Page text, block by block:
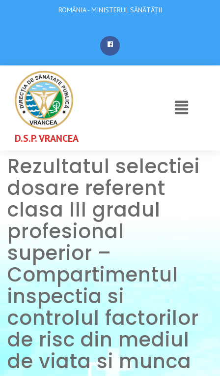
ROMÂNIA - MINISTERUL SĂNĂTĂȚII
D.S.P. VRANCEA
Rezultatul selectiei
dosare referent
clasa III gradul
profesional
superior –
Compartimentul
inspectia si
controlul factorilor
de risc din mediul
de viata si munca